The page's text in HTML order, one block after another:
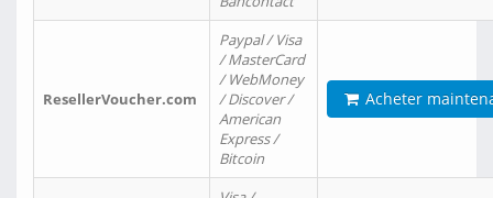
ResellerVoucher.com
Paypal / Visa
/ MasterCard
/ WebMoney
/ Discover /
American
Express /
Bitcoin
Acheter